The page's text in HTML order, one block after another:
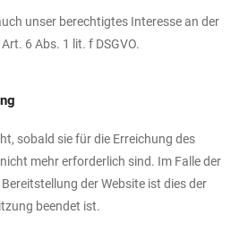
unser berechtigtes Interesse an der
6 Abs. 1 lit. f DSGVO.
sobald sie für die Erreichung des
mehr erforderlich sind. Im Falle der
der Website ist dies der
beendet ist.